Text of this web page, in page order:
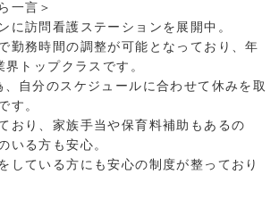
一言＞
に訪問看護ステーションを展開中。
勤務時間の調整が可能となっており、年
トップクラスです。
、自分のスケジュールに合わせて休みを取
す。
おり、家族手当や保育料補助もあるの
いる方も安心。
している方にも安心の制度が整っており